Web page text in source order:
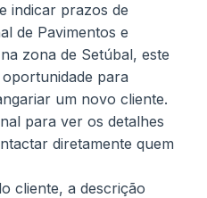
indicar prazos de
de Pavimentos e
zona de Setúbal, este
para
um novo cliente.
para ver os detalhes
diretamente quem
cliente, a descrição